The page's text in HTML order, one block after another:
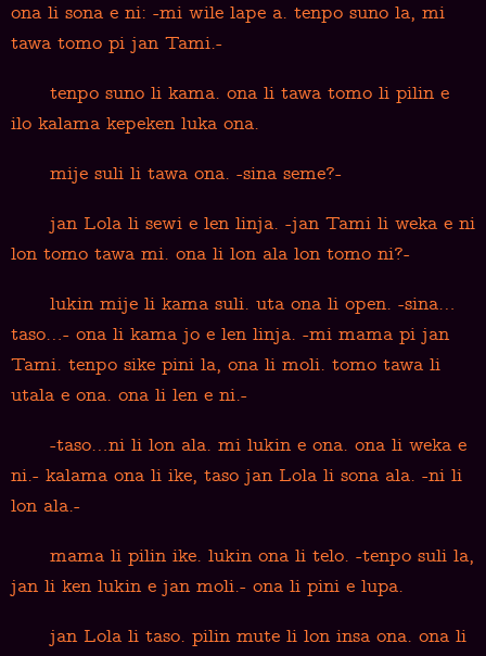
ona li sona e ni: -mi wile lape a. tenpo suno la, mi
tawa tomo pi jan Tami.-
tenpo suno li kama. ona li tawa tomo li pilin e
ilo kalama kepeken luka ona.
mije suli li tawa ona. -sina seme?-
jan Lola li sewi e len linja. -jan Tami li weka e ni
lon tomo tawa mi. ona li lon ala lon tomo ni?-
lukin mije li kama suli. uta ona li open. -sina…
taso…- ona li kama jo e len linja. -mi mama pi jan
Tami. tenpo sike pini la, ona li moli. tomo tawa li
utala e ona. ona li len e ni.-
-taso…ni li lon ala. mi lukin e ona. ona li weka e
ni.- kalama ona li ike, taso jan Lola li sona ala. -ni li
lon ala.-
mama li pilin ike. lukin ona li telo. -tenpo suli la,
jan li ken lukin e jan moli.- ona li pini e lupa.
jan Lola li taso. pilin mute li lon insa ona. ona li